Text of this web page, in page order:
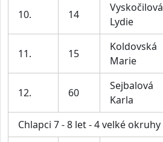
10. 14
Vyskočilová
Lydie
11. 15
Koldovská
Marie
12. 60
Sejbalová
Karla
Chlapci 7 - 8 let - 4 velké okruhy